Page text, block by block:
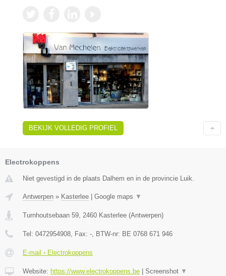
BEKIJK VOLLEDIG PROFIEL
Electrokoppens
Niet gevestigd in de plaats Dalhem en in de provincie Luik.
Antwerpen » Kasterlee Google maps ▼
Turnhoutsebaan 59, 2460 Kasterlee (Antwerpen)
Tel: 0472954908, Fax: -, BTW-nr: BE 0768 671 946
E-mail › Electrokoppens
Website: https://www.electrokoppens.be Screenshot ▼